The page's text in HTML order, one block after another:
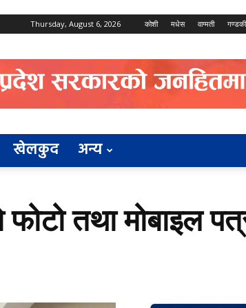
Thursday, August 6, 2026 कोशी मधेस वाग्मती गण्डकी
खेलकुद अन्य
तथा मोबाइल